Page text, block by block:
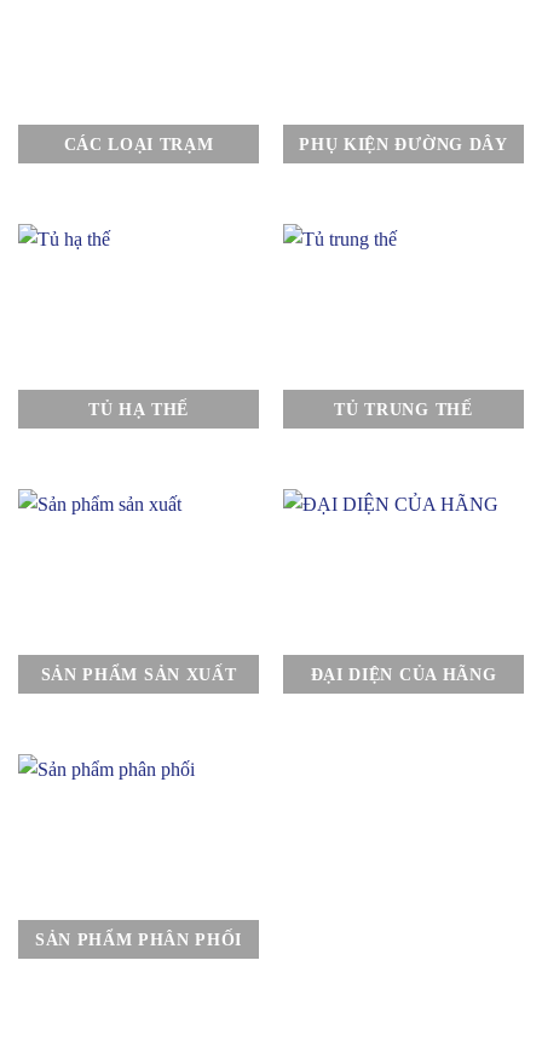
CÁC LOẠI TRẠM PHỤ KIỆN ĐƯỜNG DÂY
TỦ HẠ THẾ TỦ TRUNG THẾ
SẢN PHẨM SẢN XUẤT ĐẠI DIỆN CỦA HÃNG
SẢN PHẨM PHÂN PHỐI